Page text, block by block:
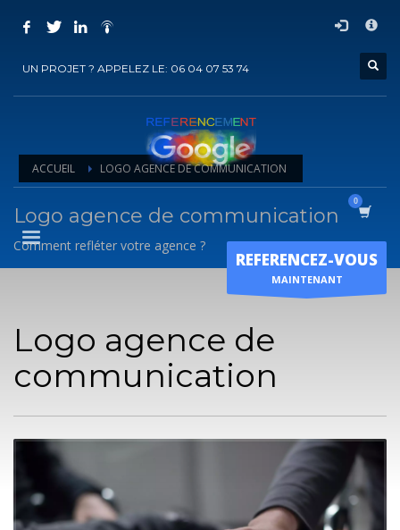
COMMENT ACHETER UN PRESTATION DE
Ajouter la prestation au panier
Vous recevrez sous 5 jours ouvrés un mail deconfirmationde
l'exécution de la prestation
Horaire d'ouverture
UN PROJET ? APPELEZ LE: 06 04 07 53 74
REFERENCEZ-VOUS
MAINTENANT
ACCUEIL LOGO AGENCE DE COMMUNICATION
Logo agence de communication
Comment refléter votre agence ?
Logo agence de
communication